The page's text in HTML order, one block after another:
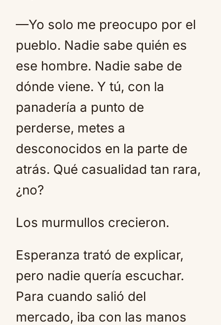
—Yo solo me preocupo por el
pueblo. Nadie sabe quién es
ese hombre. Nadie sabe de
dónde viene. Y tú, con la
panadería a punto de
perderse, metes a
desconocidos en la parte de
atrás. Qué casualidad tan rara,
¿no?
Los murmullos crecieron.
Esperanza trató de explicar,
pero nadie quería escuchar.
Para cuando salió del
mercado, iba con las manos